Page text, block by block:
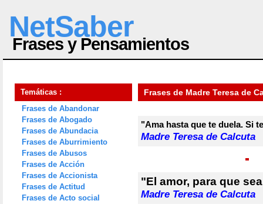
NetSaber
Frases y Pensamientos
Temáticas :
Frases de Abandonar
Frases de Abogado
Frases de Abundacia
Frases de Aburrimiento
Frases de Abusos
Frases de Acción
Frases de Accionista
Frases de Actitud
Frases de Acto social
Frases de Madre Teresa de
"Ama hasta que te duela. Si
Madre Teresa de Calcuta
"El amor, para que
Madre Teresa de Calcuta